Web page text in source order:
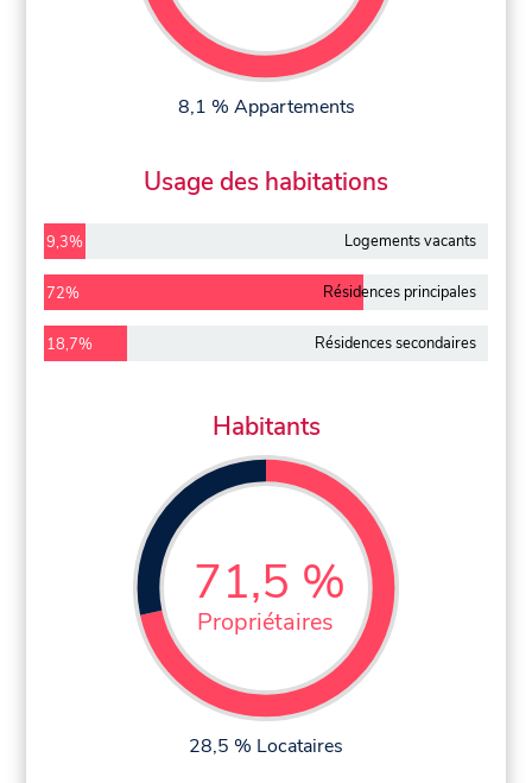
8,1 % Appartements
Usage des habitations
9,3% Logements vacants
72% Résidences principales
18,7% Résidences secondaires
Habitants
71,5 %
Propriétaires
28,5 % Locataires